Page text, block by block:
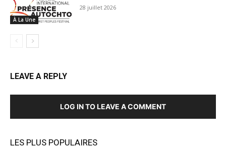
À La Une
28 juillet 2026
LEAVE A REPLY
LOG IN TO LEAVE A COMMENT
LES PLUS POPULAIRES